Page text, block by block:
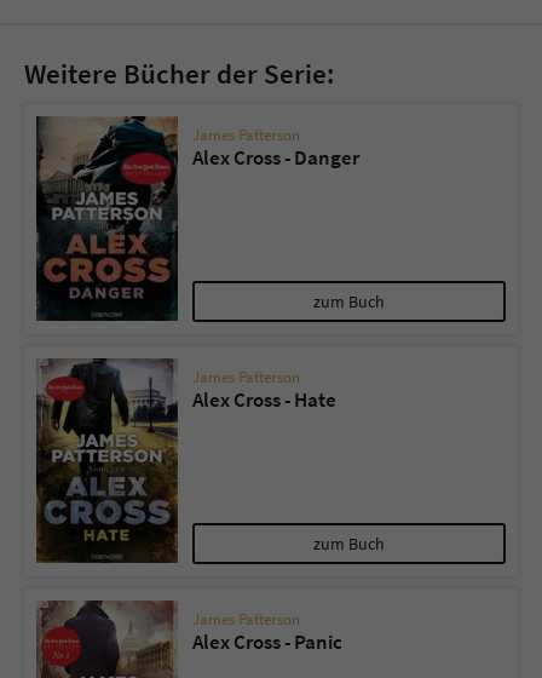
Weitere Bücher der Serie:
James Patterson
Alex Cross - Danger
zum Buch
James Patterson
Alex Cross - Hate
zum Buch
James Patterson
Alex Cross - Panic